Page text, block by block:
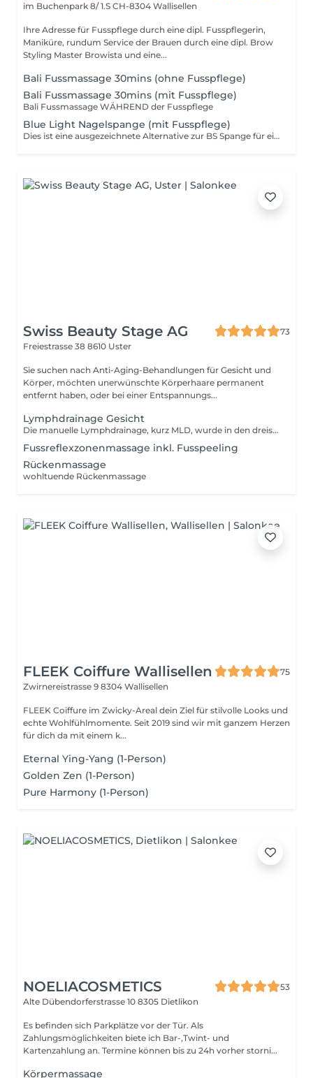
im Buchenpark 8/ 1.S CH-8304 Wallisellen
Ihre Adresse für Fusspflege durch eine dipl. Fusspflegerin,
Maniküre, rundum Service der Brauen durch eine dipl. Brow
Styling Master Browista und eine...
Bali Fussmassage 30mins (ohne Fusspflege)
Bali Fussmassage 30mins (mit Fusspflege)
Bali Fussmassage WÄHREND der Fusspflege
Blue Light Nagelspange (mit Fusspflege)
Dies ist eine ausgezeichnete Alternative zur BS Spange für eingewachsene oder rollende Nägel.
Swiss Beauty Stage AG
73
Freiestrasse 38 8610 Uster
Sie suchen nach Anti-Aging-Behandlungen für Gesicht und
Körper, möchten unerwünschte Körperhaare permanent
entfernt haben, oder bei einer Entspannungs...
Lymphdrainage Gesicht
Die manuelle Lymphdrainage, kurz MLD, wurde in den dreissiger Jahren des 20. Jahrhunderts von Dr. Vodder und seiner Ehefrau in Frankreich entwickelt. Die MLD ist eine sehr sanfte Massageform zur Verbesserung des Lymphflusses. Mit rhythmischen Druckimpulsen wird der Abfluss von Gewebeflüssigkeit über das Lymph- und Venensystem gefördert. Durch diese sanfte und langsame Streichmassage sorgen spezielle Grifftechniken für das Öffnen der Abtransportkanäle, um Schwellungen zu reduzieren und Schlackenstoffe abzubauen. Nehmen Sie nach der Behandlung bitte ausreichend Flüssigkeit wie zum Beispiel stilles Mineralwasser zu sich, um den Abtransport der gelösten Lymphe zu unterstützen. Das Konzept der Lymphdrainage hat zum Ziel, das gestörte Gleichgewicht zwischen der Menge von Gewebewasser und der Leistungsfähigkeit der Lymphbahnen wiederherzustellen. Gleichzeitig wird auch das Immunsystem angeregt. Die Lymphdrainage hat eine stark entspannende, schmerzlindernde, wohltuende und beruhigende Wirkung und ist wichtig zur Anregung | Aktivierung der Immunabwehr. Sie trägt somit einen wesentlichen Teil zu Ihrer Gesundheit bei. Wirkung der Lymphdrainage: entwässert entgiftet entschlackt beruhigt stärkt das Abwehrsystem Die Lymphdrainage eignet sich vor allem für Beschwerden bei denen es zu Stauungen (Ödemen) von Lymphe oder Wasser im Gewebe kommt. Beispiele: Blutergüße, Schwellungen nach Verletzungen Zerrungen, Verstauchungen, Luxationen Kopfschmerzen, HWS-Syndrom Migräne, Rheumatische Erkrankungen Allergien Eine grosse Bedeutung hat die manuelle Lymphdrainage auch bei der Nachbehandlung operativer Eingriffe, bei denen z.B: Lymphknoten entfernt worden sind oder nach Schönheitsoperationen im Gesicht. Kontraindikationen bei Lymphdrainage Akute Entzündungen Akute allergische Reaktionen Herzschwäche Wasseransammlungen in den Beinen aufgrund einer Herzerkrankung Blutgerinnungsstörungen Zustand nach einem Blutgerinnsel in den Venen Organstörungen Leber, Nieren, Kreislauf Technik der Manuellen Lymphdrainage Grundsätzlich wird das Unterhautgewebe mit sanftem Druck massiert. Es werden für diese Manuelle Lymphdrainage verschiedene Griffe verwendet. Kreisbewegungen Pump- und Zupfgriffe mit Hilfe von Daumen und Finger sogenannte Schröpfgriffe Drehgriffe, bei denen die Haut gegen die Unterhaut verschoben wird
Fussreflexzonenmassage inkl. Fusspeeling
Rückenmassage
wohltuende Rückenmassage
FLEEK Coiffure Wallisellen
75
Zwirnereistrasse 9 8304 Wallisellen
FLEEK Coiffure im Zwicky-Areal dein Ziel für stilvolle Looks und
echte Wohlfühlmomente. Seit 2019 sind wir mit ganzem Herzen
für dich da mit einem k...
Eternal Ying-Yang (1-Person)
Golden Zen (1-Person)
Pure Harmony (1-Person)
NOELIACOSMETICS
53
Alte Dübendorferstrasse 10 8305 Dietlikon
Es befinden sich Parkplätze vor der Tür. Als
Zahlungsmöglichkeiten biete ich Bar-,Twint- und
Kartenzahlung an. Termine können bis zu 24h vorher storni...
Körpermassage